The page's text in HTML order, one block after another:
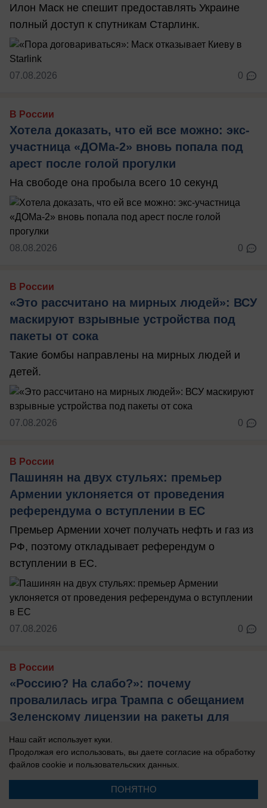
Илон Маск не спешит предоставлять Украине
полный доступ к спутникам Старлинк.
07.08.2026 0
В России
Хотела доказать, что ей все можно: экс-
участница «ДОМа-2» вновь попала под
арест после голой прогулки
На свободе она пробыла всего 10 секунд
08.08.2026 0
В России
«Это рассчитано на мирных людей»: ВСУ
маскируют взрывные устройства под
пакеты от сока
Такие бомбы направлены на мирных людей и
детей.
07.08.2026 0
В России
Пашинян на двух стульях: премьер
Армении уклоняется от проведения
референдума о вступлении в ЕС
Премьер Армении хочет получать нефть и газ из
РФ, поэтому откладывает референдум о
вступлении в ЕС.
07.08.2026 0
В России
«Россию? На слабо?»: почему
провалилась игра Трампа с обещанием
Зеленскому лицензии на ракеты для
Patriot
Президент США и американские компании
прекрасно понимают, что современная Украина
не способна ничего создавать, нужен новый ...
Наш сайт использует куки.
Продолжая его использовать, вы даете согласие на обработку
файлов cookie и пользовательских данных.
ПОНЯТНО